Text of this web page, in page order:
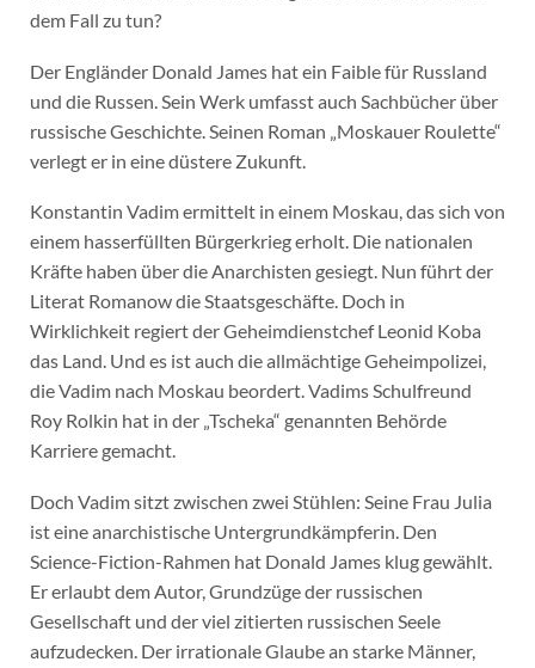
dem Fall zu tun?
Der Engländer Donald James hat ein Faible für Russland
und die Russen. Sein Werk umfasst auch Sachbücher über
russische Geschichte. Seinen Roman „Moskauer Roulette“
verlegt er in eine düstere Zukunft.
Konstantin Vadim ermittelt in einem Moskau, das sich von
einem hasserfüllten Bürgerkrieg erholt. Die nationalen
Kräfte haben über die Anarchisten gesiegt. Nun führt der
Literat Romanow die Staatsgeschäfte. Doch in
Wirklichkeit regiert der Geheimdienstchef Leonid Koba
das Land. Und es ist auch die allmächtige Geheimpolizei,
die Vadim nach Moskau beordert. Vadims Schulfreund
Roy Rolkin hat in der „Tscheka“ genannten Behörde
Karriere gemacht.
Doch Vadim sitzt zwischen zwei Stühlen: Seine Frau Julia
ist eine anarchistische Untergrundkämpferin. Den
Science-Fiction-Rahmen hat Donald James klug gewählt.
Er erlaubt dem Autor, Grundzüge der russischen
Gesellschaft und der viel zitierten russischen Seele
aufzudecken. Der irrationale Glaube an starke Männer,